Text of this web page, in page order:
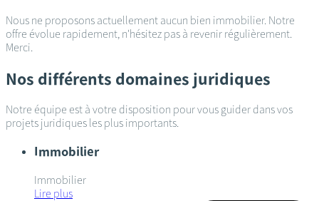
Nous ne proposons actuellement aucun bien immobilier. Notre
offre évolue rapidement, n'hésitez pas à revenir régulièrement.
Merci.
Nos différents domaines juridiques
Notre équipe est à votre disposition pour vous guider dans vos
projets juridiques les plus importants.
Immobilier
Immobilier
Lire plus